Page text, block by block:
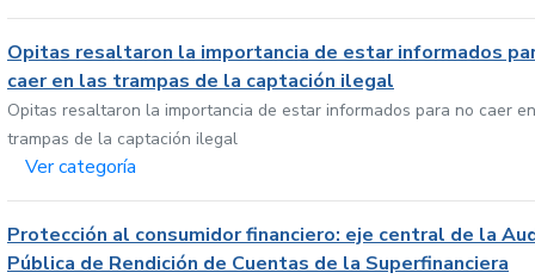
Opitas resaltaron la importancia de estar informados
caer en las trampas de la captación ilegal
Opitas resaltaron la importancia de estar informados para no caer
trampas de la captación ilegal
Ver categoría
Protección al consumidor financiero: eje central de la
Pública de Rendición de Cuentas de la Superfinanciera